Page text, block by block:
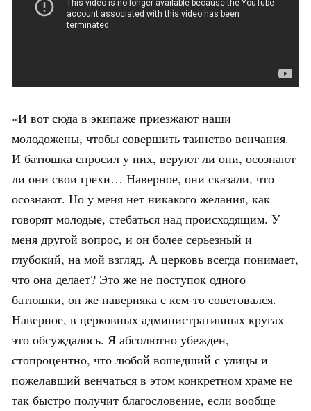
«И вот сюда в экипаже приезжают наши
молодожены, чтобы совершить таинство венчания.
И батюшка спросил у них, веруют ли они, осознают
ли они свои грехи… Наверное, они сказали, что
осознают. Но у меня нет никакого желания, как
говорят молодые, стебаться над происходящим. У
меня другой вопрос, и он более серьезный и
глубокий, на мой взгляд. А церковь всегда понимает,
что она делает? Это же не поступок одного
батюшки, он же наверняка с кем-то советовался.
Наверное, в церковных административных кругах
это обсуждалось. Я абсолютно убежден,
стопроцентно, что любой вошедший с улицы и
пожелавший венчаться в этом конкретном храме не
так быстро получит благословение, если вообще